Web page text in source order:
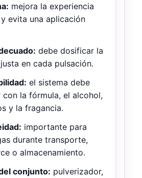
mejora la experiencia
evita una aplicación
debe dosificar la
en cada pulsación.
el sistema debe
con la fórmula, el alcohol,
y la fragancia.
importante para
durante transporte,
o almacenamiento.
conjunto: pulverizador,